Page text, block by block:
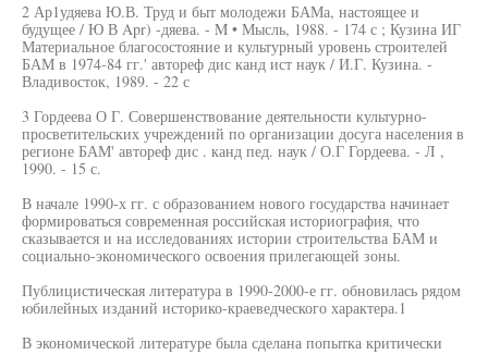
2 Ар1удяева Ю.В. Труд и быт молодежи БАМа, настоящее и
будущее / Ю В Apr) -дяева. - M • Мысль, 1988. - 174 с ; Кузина ИГ
Материальное благосостояние и культурный уровень строителей
БАМ в 1974-84 гг.' автореф дис канд ист наук / И.Г. Кузина. -
Владивосток, 1989. - 22 с
3 Гордеева О Г. Совершенствование деятельности культурно-
просветительских учреждений по организации досуга населения в
регионе БАМ' автореф дис . канд пед. наук / О.Г Гордеева. - Л ,
1990. - 15 с.
В начале 1990-х гг. с образованием нового государства начинает
формироваться современная российская историография, что
сказывается и на исследованиях истории строительства БАМ и
социально-экономического освоения прилегающей зоны.
Публицистическая литература в 1990-2000-е гг. обновилась рядом
юбилейных изданий историко-краеведческого характера.1
В экономической литературе была сделана попытка критически